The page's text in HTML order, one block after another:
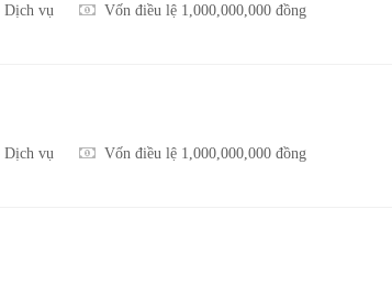
Dịch vụ
Vốn điều lệ 1,000,000,000 đồng
Dịch vụ
Vốn điều lệ 1,000,000,000 đồng